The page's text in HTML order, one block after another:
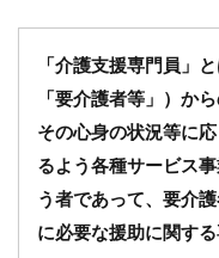
2.2
2.評
価と
訪問
2.3
3.要
介護
度の
判定
「介護支援専門員」
「要介護者等」）か
その心身の状況等に
るよう各種サービス
う者であって、要介
に必要な援助に関す